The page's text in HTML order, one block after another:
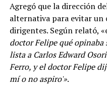
Agregó que la dirección
alternativa para evitar
dirigentes. Según relató,
doctor Felipe qué opinaba
lista a Carlos Edward
Ferro, y el doctor Felipe
mí o no aspiro'».